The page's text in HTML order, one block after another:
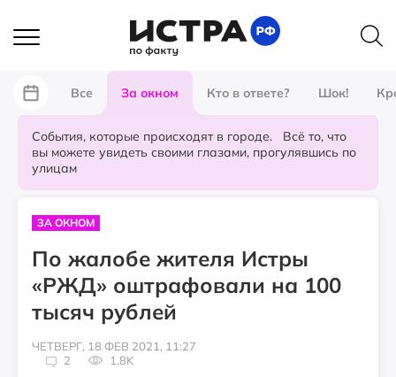
Все За окном Кто в ответе? Шок!
События, которые происходят в городе. Всё то, что
вы можете увидеть своими глазами, прогулявшись по
улицам
ЗА ОКНОМ
По жалобе жителя Истры
«РЖД» оштрафовали на 100
тысяч рублей
ЧЕТВЕРГ, 18 ФЕВ 2021, 11:27
2
1.8K